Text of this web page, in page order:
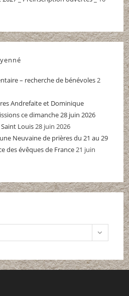
– recherche de bénévoles2
Andrefaite et Dominique
ce dimanche 28 juin 2026
Louis28 juin 2026
Neuvaine de prières du 21 au 29
des évêques de France21 juin